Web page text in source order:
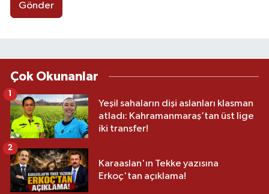
Gönder
Çok Okunanlar
Yeşil sahaların dişi aslanları klasman
atladı: Kahramanmaraş’tan üst lige
iki transfer!
1
Karaaslan'ın Tekke yazısına
Erkoç'tan açıklama!
2